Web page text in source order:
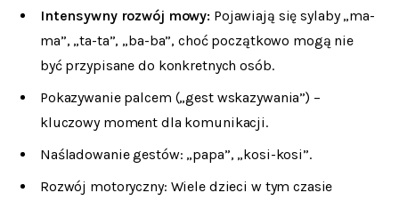
Intensywny rozwój mowy: Pojawiają się sylaby „ma-
ma”, „ta-ta”, „ba-ba”, choć początkowo mogą nie
być przypisane do konkretnych osób.
Pokazywanie palcem („gest wskazywania”) –
kluczowy moment dla komunikacji.
Naśladowanie gestów: „papa”, „kosi-kosi”.
Rozwój motoryczny: Wiele dzieci w tym czasie